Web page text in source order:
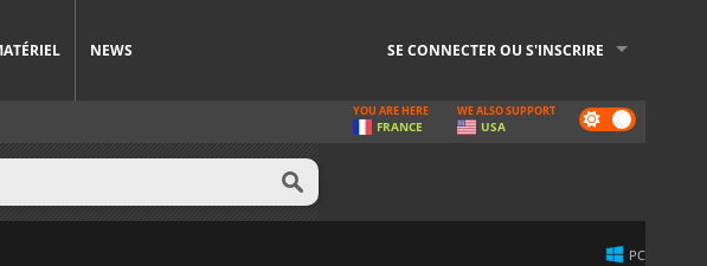
NEWS SE CONNECTER OU S'INSCRIRE
Dark
mode
YOU ARE HERE
FRANCE
WE ALSO SUPPORT
USA
PC